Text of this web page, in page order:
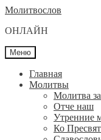
Перейти
навигации
Перейти
содержимому
Молитвослов
ОНЛАЙН
Меню
Главная
Молитвы
Молитва
Отче наш
Утренние
Ко